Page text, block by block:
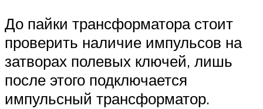
До пайки трансформатора стоит
проверить наличие импульсов на
затворах полевых ключей, лишь
после этого подключается
импульсный трансформатор.